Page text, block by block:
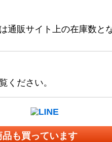
通販サイト上の在庫数と
ください。
も買っています